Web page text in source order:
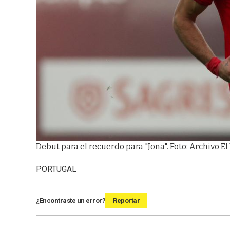
Debut para el recuerdo para "Jona". Foto: Archivo El
PORTUGAL
¿Encontraste un error? Reportar